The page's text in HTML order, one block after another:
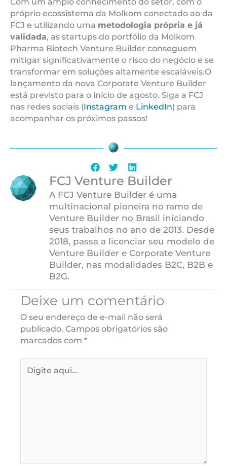
próprio ecossistema da Molkom conectado ao da
FCJ e utilizando uma metodologia própria e já
validada, as startups do portfólio da Molkom
Pharma Biotech Venture Builder conseguem
mitigar significativamente o risco do negócio e se
transformar em soluções altamente escaláveis.O
lançamento da nova Corporate Venture Builder
está previsto para o início de agosto. Siga a FCJ
nas redes sociais (Instagram e LinkedIn) para
acompanhar os próximos passos!
FCJ Venture Builder
A FCJ Venture Builder é uma
multinacional pioneira no ramo de
Venture Builder no Brasil iniciando
seus trabalhos no ano de 2013. Desde
2018, passa a licenciar seu modelo de
Venture Builder e Corporate Venture
Builder, nas modalidades B2C, B2B e
B2G.
Deixe um comentário
O seu endereço de e-mail não será
publicado. Campos obrigatórios são
marcados com *
aqui...